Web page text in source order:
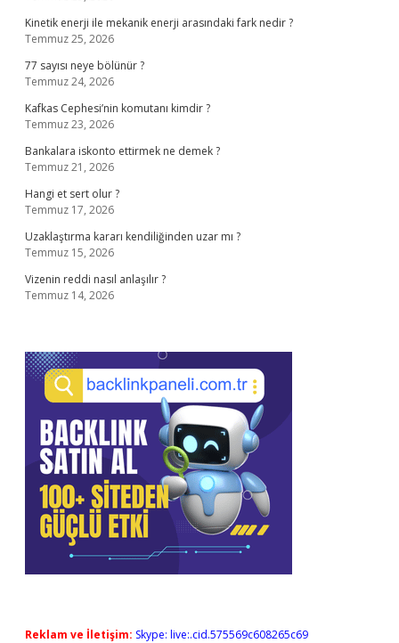
Kinetik enerji ile mekanik enerji arasındaki fark nedir ?
Temmuz 25, 2026
77 sayısı neye bölünür ?
Temmuz 24, 2026
Kafkas Cephesi’nin komutanı kimdir ?
Temmuz 23, 2026
Bankalara iskonto ettirmek ne demek ?
Temmuz 21, 2026
Hangi et sert olur ?
Temmuz 17, 2026
Uzaklaştırma kararı kendiliğinden uzar mı ?
Temmuz 15, 2026
Vizenin reddi nasıl anlaşılır ?
Temmuz 14, 2026
Reklam ve İletişim: Skype: live:.cid.575569c608265c69